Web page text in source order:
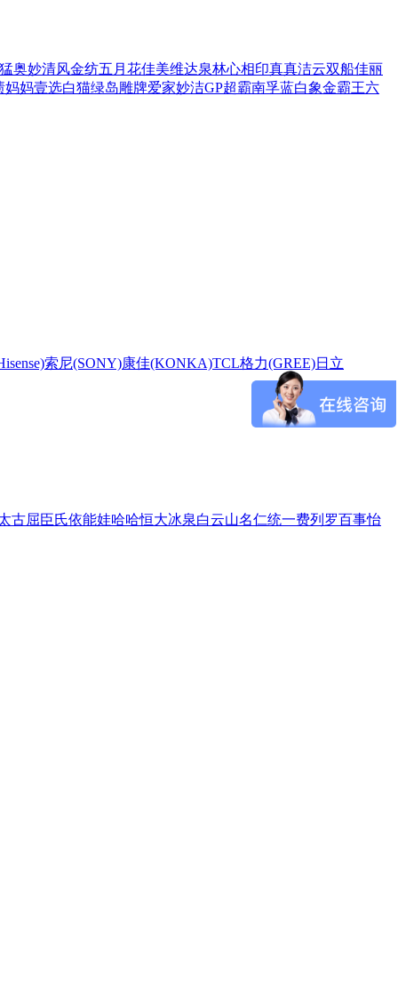
奥妙清风金纺五月花佳美维达泉林心相印真真洁云双船佳丽
妈妈壹选白猫绿岛雕牌爱家妙洁GP超霸南孚蓝白象金霸王六
索尼(SONY)康佳(KONKA)TCL格力(GREE)日立
古屈臣氏依能娃哈哈恒大冰泉白云山名仁统一费列罗百事怡